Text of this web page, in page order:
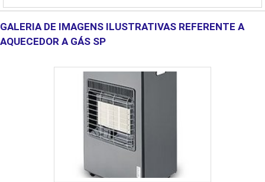
GALERIA DE IMAGENS ILUSTRATIVAS REFERENTE A
AQUECEDOR A GÁS SP